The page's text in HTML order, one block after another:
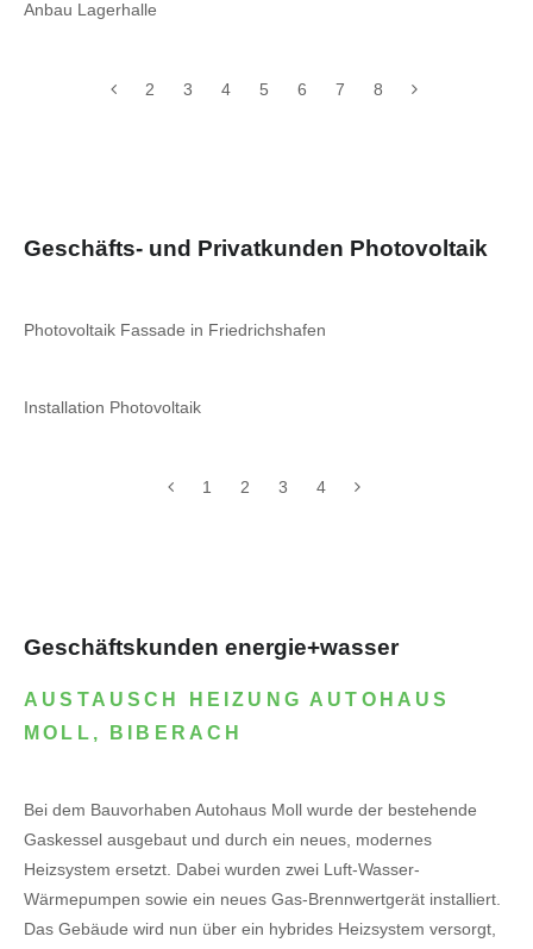
Anbau Lagerhalle
2 3 4 5 6 7 8
Geschäfts- und Privatkunden Photovoltaik
Photovoltaik Fassade in Friedrichshafen
Installation Photovoltaik
1 2 3 4
Geschäftskunden energie+wasser
AUSTAUSCH HEIZUNG AUTOHAUS
MOLL, BIBERACH
Bei dem Bauvorhaben Autohaus Moll wurde der bestehende
Gaskessel ausgebaut und durch ein neues, modernes
Heizsystem ersetzt. Dabei wurden zwei Luft-Wasser-
Wärmepumpen sowie ein neues Gas-Brennwertgerät installiert.
Das Gebäude wird nun über ein hybrides Heizsystem versorgt,